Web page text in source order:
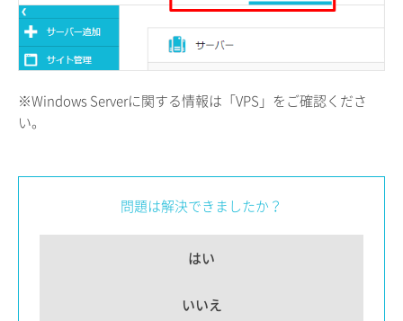
※Windows Serverに関する情報は「VPS」をご確認くださ
い。
問題は解決できましたか？
はい
いいえ